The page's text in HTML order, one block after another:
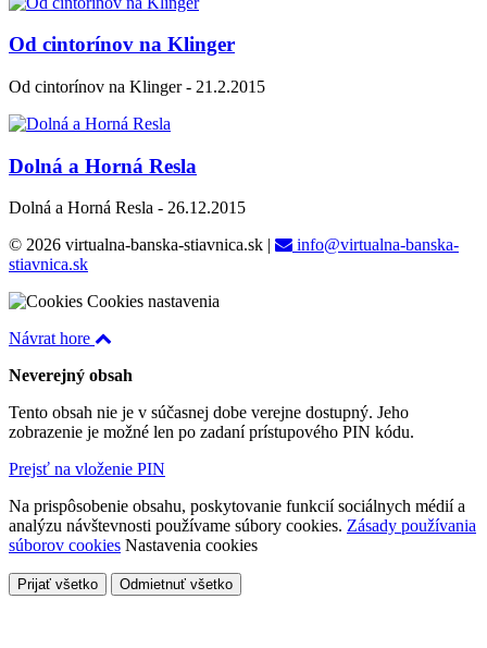
Od cintorínov na Klinger
Od cintorínov na Klinger - 21.2.2015
Dolná a Horná Resla
Dolná a Horná Resla - 26.12.2015
© 2026 virtualna-banska-stiavnica.sk |
info@virtualna-banska-
stiavnica.sk
Cookies nastavenia
Návrat hore
Neverejný obsah
Tento obsah nie je v súčasnej dobe verejne dostupný. Jeho
zobrazenie je možné len po zadaní prístupového PIN kódu.
Prejsť na vloženie PIN
Na prispôsobenie obsahu, poskytovanie funkcií sociálnych médií a
analýzu návštevnosti používame súbory cookies. Zásady používania
súborov cookies Nastavenia cookies
Prijať všetko Odmietnuť všetko